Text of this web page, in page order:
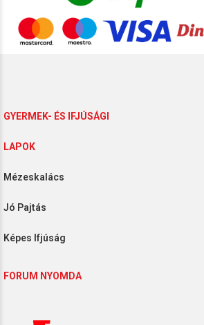
ÉS IFJÚSÁGI
LAPOK
Pajtás
Ifjúság
FORUM NYOMDA